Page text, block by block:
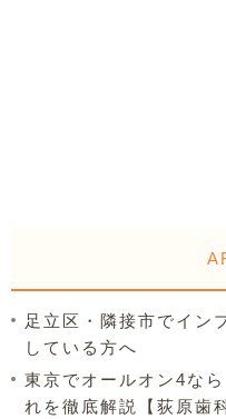
足立区・隣接市でイン
している方へ
東京でオールオン4な
れを徹底解説【荻原歯